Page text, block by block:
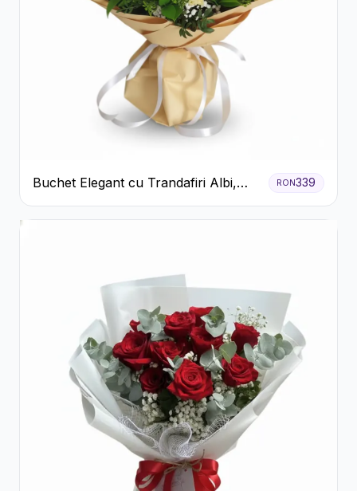
Buchet Elegant cu Trandafiri Albi,
Hortensie și Crizanteme Crem
RON339